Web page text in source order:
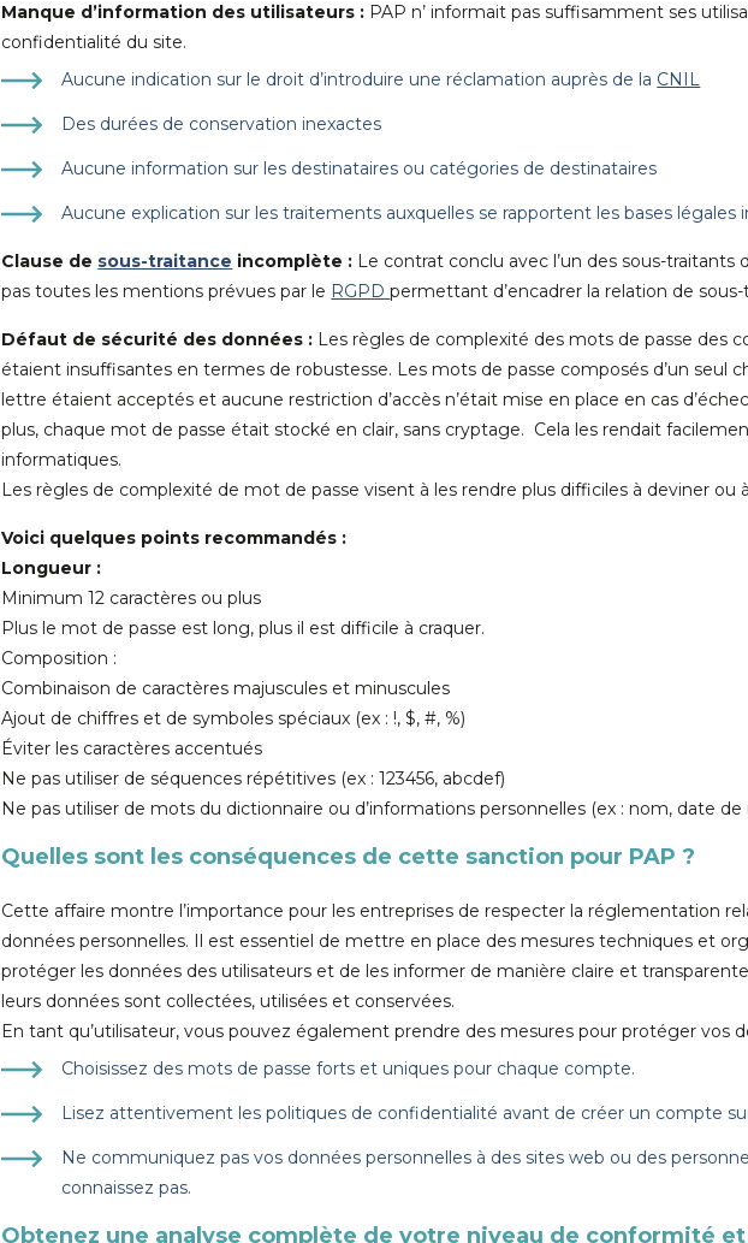
Manque d’information des utilisateurs : PAP n’ informait pas suffisamment ses
confidentialité du site.
Aucune indication sur le droit d’introduire une réclamation auprès de la CNIL
Des durées de conservation inexactes
Aucune information sur les destinataires ou catégories de destinataires
Aucune explication sur les traitements auxquelles se rapportent les bases légales
Clause de sous-traitance incomplète : Le contrat conclu avec l’un des sous-
pas toutes les mentions prévues par le RGPDpermettant d’encadrer la relation de
Défaut de sécurité des données : Les règles de complexité des mots de passe des
étaient insuffisantes en termes de robustesse. Les mots de passe composés d’un seul
lettre étaient acceptés et aucune restriction d’accès n’était mise en place en cas
plus, chaque mot de passe était stocké en clair, sans cryptage. Cela les rendait
informatiques.
Les règles de complexité de mot de passe visent à les rendre plus difficiles à deviner ou
Voici quelques points recommandés :
Longueur :
Minimum 12 caractères ou plus
Plus le mot de passe est long, plus il est difficile à craquer.
Composition :
Combinaison de caractères majuscules et minuscules
Ajout de chiffres et de symboles spéciaux (ex : !, $, #, %)
Éviter les caractères accentués
Ne pas utiliser de séquences répétitives (ex : 123456, abcdef)
Ne pas utiliser de mots du dictionnaire ou d’informations personnelles (ex : nom, date de
Quelles sont les conséquences de cette sanction pour PAP ?
Cette affaire montre l’importance pour les entreprises de respecter la réglementation
données personnelles. Il est essentiel de mettre en place des mesures techniques et
protéger les données des utilisateurs et de les informer de manière claire et
leurs données sont collectées, utilisées et conservées.
En tant qu’utilisateur, vous pouvez également prendre des mesures pour protéger vos
Choisissez des mots de passe forts et uniques pour chaque compte.
Lisez attentivement les politiques de confidentialité avant de créer un compte
Ne communiquez pas vos données personnelles à des sites web ou des
connaissez pas.
Obtenez une analyse complète de votre niveau de conformité